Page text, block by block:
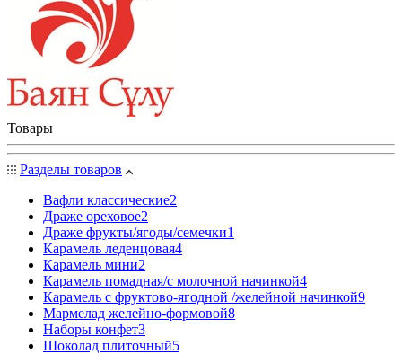
Товары
Разделы товаров
Вафли классические2
Драже ореховое2
Драже фрукты/ягоды/семечки1
Карамель леденцовая4
Карамель мини2
Карамель помадная/с молочной начинкой4
Карамель с фруктово-ягодной /желейной начинкой9
Мармелад желейно-формовой8
Наборы конфет3
Шоколад плиточный5